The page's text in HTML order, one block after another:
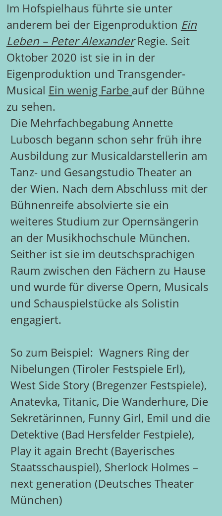
Im Hofspielhaus führte sie unter
anderem bei der Eigenproduktion Ein
Leben – Peter AlexanderRegie. Seit
Oktober 2020 ist sie in in der
Eigenproduktion und Transgender-
Musical Ein wenig Farbe auf der Bühne
zu sehen.
Die Mehrfachbegabung Annette
Lubosch begann schon sehr früh ihre
Ausbildung zur Musicaldarstellerin am
Tanz- und Gesangstudio Theater an
der Wien. Nach dem Abschluss mit der
Bühnenreife absolvierte sie ein
weiteres Studium zur Opernsängerin
an der Musikhochschule München.
Seither ist sie im deutschsprachigen
Raum zwischen den Fächern zu Hause
und wurde für diverse Opern, Musicals
und Schauspielstücke als Solistin
engagiert.
So zum Beispiel: Wagners Ring der
Nibelungen (Tiroler Festspiele Erl),
West Side Story (Bregenzer Festspiele),
Anatevka, Titanic, Die Wanderhure, Die
Sekretärinnen, Funny Girl, Emil und die
Detektive (Bad Hersfelder Festpiele),
Play it again Brecht (Bayerisches
Staatsschauspiel), Sherlock Holmes –
next generation (Deutsches Theater
München)